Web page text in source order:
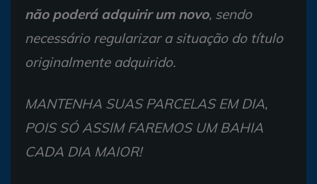
não poderá adquirir um novo, sendo
necessário regularizar a situação do título
originalmente adquirido.
MANTENHA SUAS PARCELAS EM DIA,
POIS SÓ ASSIM FAREMOS UM BAHIA
CADA DIA MAIOR!